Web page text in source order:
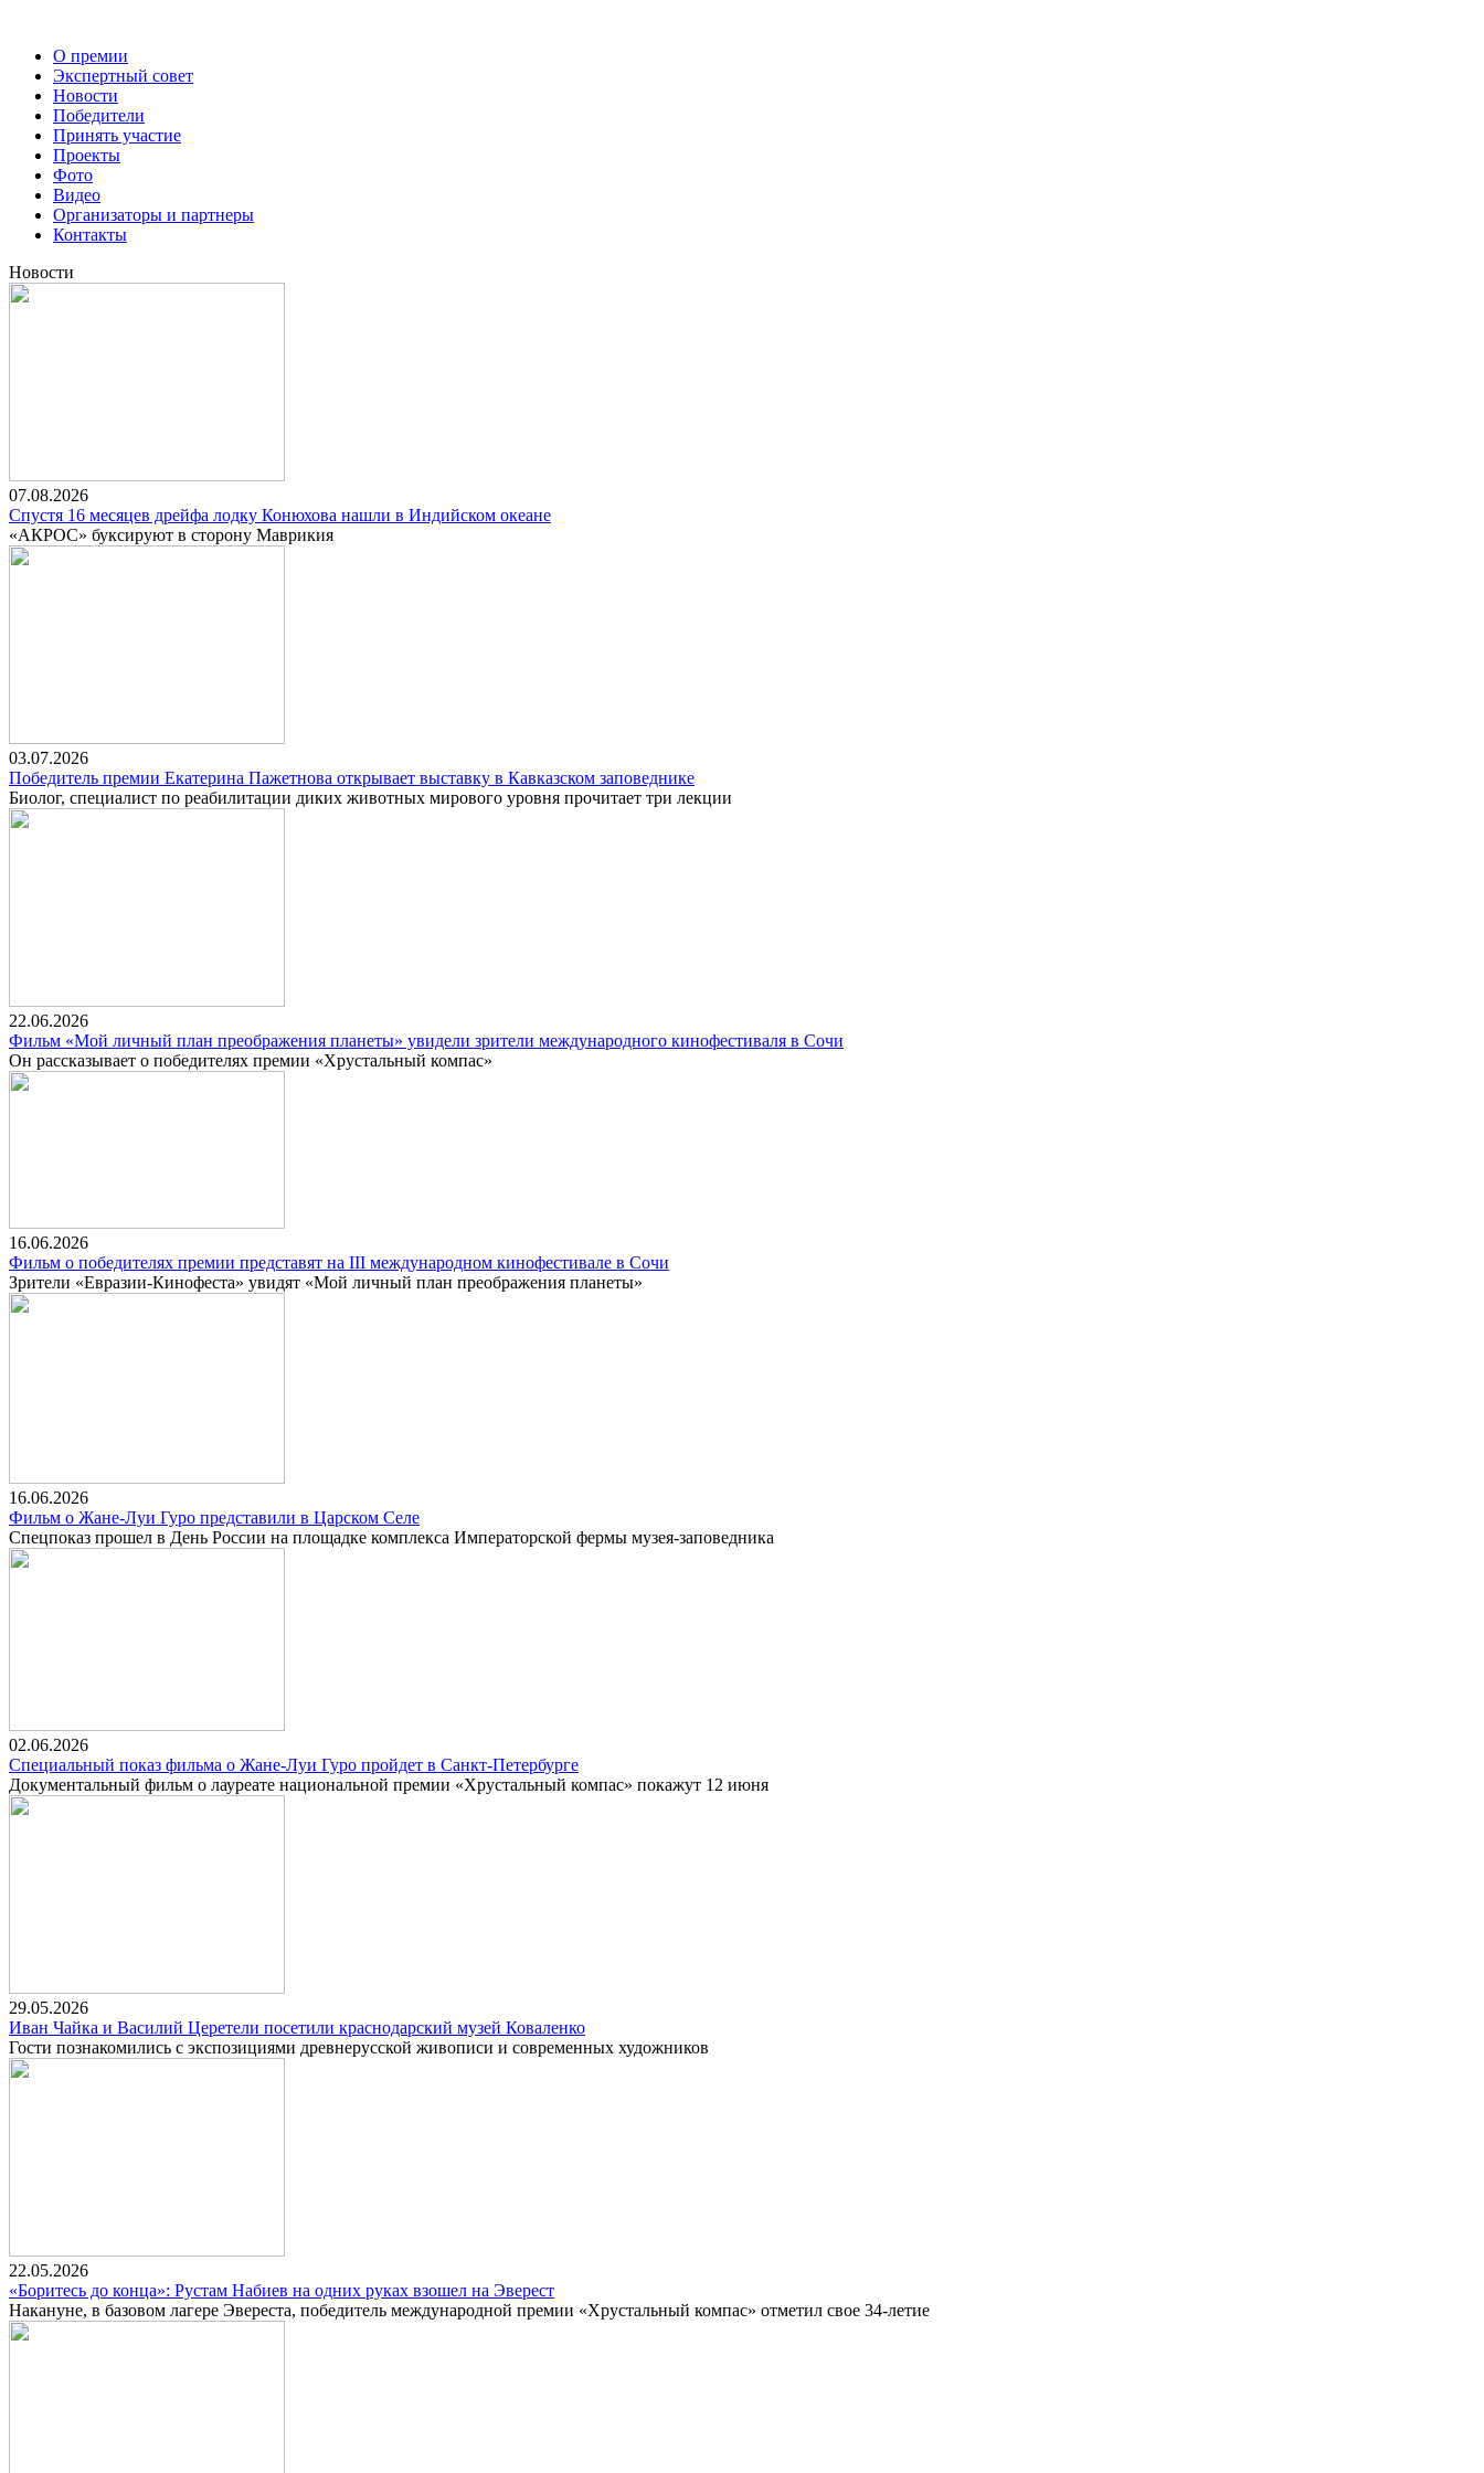
О премии
Экспертный совет
Новости
Победители
Принять участие
Проекты
Фото
Видео
Организаторы и партнеры
Контакты
Новости
07.08.2026
Спустя 16 месяцев дрейфа лодку Конюхова нашли в Индийском океане
«АКРОС» буксируют в сторону Маврикия
03.07.2026
Победитель премии Екатерина Пажетнова открывает выставку в Кавказском заповеднике
Биолог, специалист по реабилитации диких животных мирового уровня прочитает три лекции
22.06.2026
Фильм «Мой личный план преображения планеты» увидели зрители международного кинофестиваля в Сочи
Он рассказывает о победителях премии «Хрустальный компас»
16.06.2026
Фильм о победителях премии представят на III международном кинофестивале в Сочи
Зрители «Евразии-Кинофеста» увидят «Мой личный план преображения планеты»
16.06.2026
Фильм о Жане-Луи Гуро представили в Царском Селе
Спецпоказ прошел в День России на площадке комплекса Императорской фермы музея-заповедника
02.06.2026
Специальный показ фильма о Жане-Луи Гуро пройдет в Санкт-Петербурге
Документальный фильм о лауреате национальной премии «Хрустальный компас» покажут 12 июня
29.05.2026
Иван Чайка и Василий Церетели посетили краснодарский музей Коваленко
Гости познакомились с экспозициями древнерусской живописи и современных художников
22.05.2026
«Боритесь до конца»: Рустам Набиев на одних руках взошел на Эверест
Накануне, в базовом лагере Эвереста, победитель международной премии «Хрустальный компас» отметил свое 34-летие